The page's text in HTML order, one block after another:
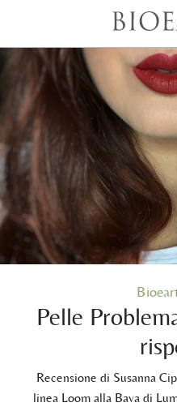
Pelle
Recensione di Susanna
linea Loom alla Bava di